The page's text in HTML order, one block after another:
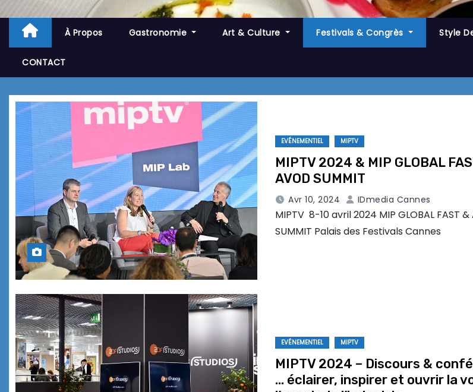
À Propos Gastronomie Art & Culture Festivals & Congrès Style
CONTACT
EVÉNEMENTIEL MIPTV
MIPTV 2024 & MIP GLOBAL
AVOD SUMMIT
Avr 10, 2024 IDmedia Cannes
MIPTV 8-10 avril 2024 MIP GLOBAL FAST &
SUMMIT Palais des Festivals Cannes
EVÉNEMENTIEL MIPTV
MIPTV 2024 – Discours &
… éclairer, inspirer et ouvrir la